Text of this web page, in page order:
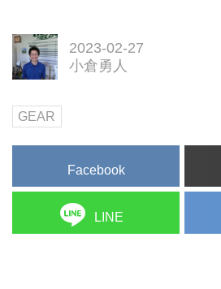
2023-02-27
小倉勇人
GEAR
Facebook
LINE